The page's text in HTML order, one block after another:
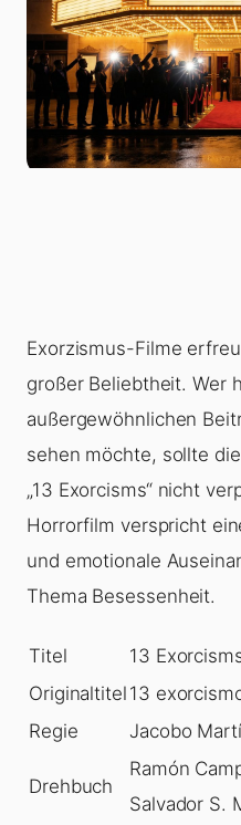
Exorzismus-Filme
großer Beliebtheit. Wer
außergewöhnlichen
sehen möchte, sollte
„13 Exorcisms“ nicht
Horrorfilm verspricht
und emotionale
Thema Besessenheit.
Titel
13
Originaltitel 13
Regie
Jacobo
Drehbuch
Ramón
Salvador S.